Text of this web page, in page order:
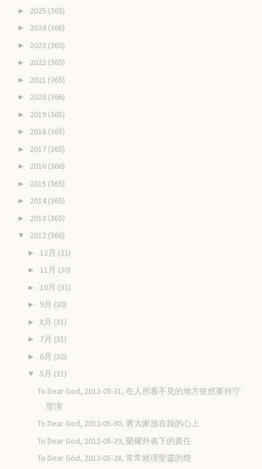
► 2025 (365)
► 2024 (366)
► 2023 (365)
► 2022 (365)
► 2021 (365)
► 2020 (366)
► 2019 (365)
► 2018 (365)
► 2017 (365)
► 2016 (366)
► 2015 (365)
► 2014 (365)
► 2013 (365)
▼ 2012 (366)
► 12月 (31)
► 11月 (30)
► 10月 (31)
► 9月 (30)
► 8月 (31)
► 7月 (31)
► 6月 (30)
▼ 5月 (31)
To Dear God, 2012-05-31, 在人所看不見的地方依然要持守
聖潔
To Dear God, 2012-05-30, 將大家放在我的心上
To Dear God, 2012-05-29, 榮耀外表下的責任
To Dear God, 2012-05-28, 常常經理聖靈的燈